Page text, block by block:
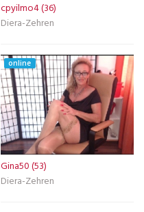
cpyilmo4 (36)
Diera-Zehren
online
Gina50 (53)
Diera-Zehren